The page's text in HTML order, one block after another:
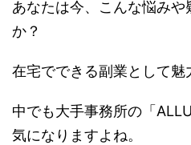
あなたは今、こんな悩み
か？
在宅でできる副業として魅
中でも大手事務所の「
気になりますよね。